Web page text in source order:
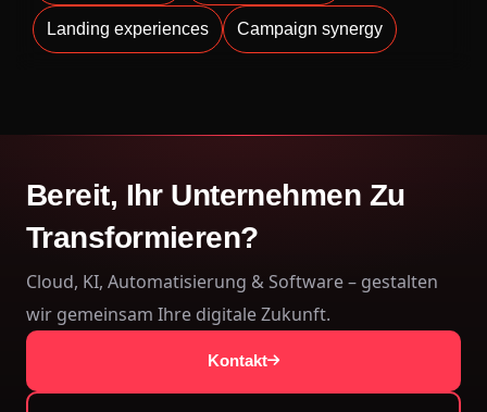
Landing experiences Campaign synergy
Bereit, Ihr Unternehmen Zu
Transformieren?
Cloud, KI, Automatisierung & Software – gestalten
wir gemeinsam Ihre digitale Zukunft.
Kontakt